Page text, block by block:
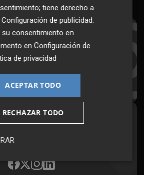
al Boletín
a primera hora en tu email
en redes
desde cualquier medio
tiene derecho a
Configuración de publicidad.
su consentimiento en
enConfiguración de
de privacidad
ACEPTAR TODO
RECHAZAR TODO